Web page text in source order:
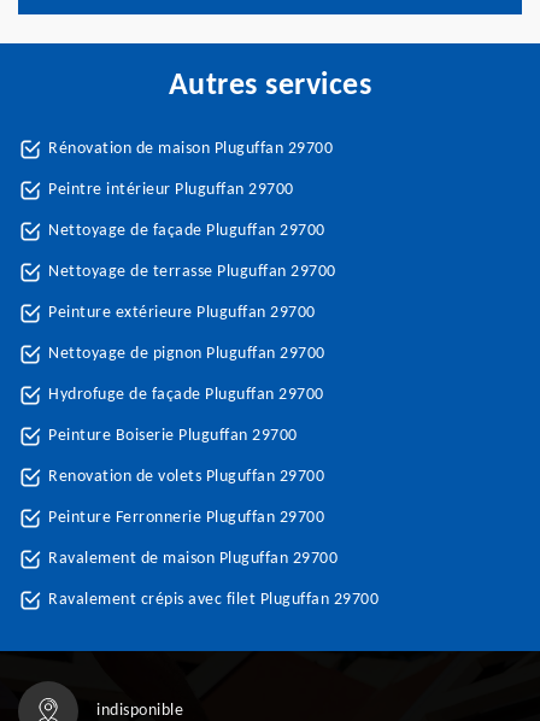
Autres services
Rénovation de maison Pluguffan 29700
Peintre intérieur Pluguffan 29700
Nettoyage de façade Pluguffan 29700
Nettoyage de terrasse Pluguffan 29700
Peinture extérieure Pluguffan 29700
Nettoyage de pignon Pluguffan 29700
Hydrofuge de façade Pluguffan 29700
Peinture Boiserie Pluguffan 29700
Renovation de volets Pluguffan 29700
Peinture Ferronnerie Pluguffan 29700
Ravalement de maison Pluguffan 29700
Ravalement crépis avec filet Pluguffan 29700
indisponible